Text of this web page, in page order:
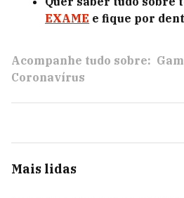
EXAME e fique por
Acompanhe tudo sobre:
Coronavírus
Mais lidas